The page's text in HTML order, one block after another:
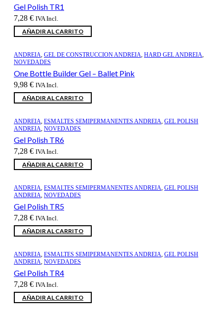
Gel Polish TR1
7,28 € IVA Incl.
AÑADIR AL CARRITO
ANDREIA, GEL DE CONSTRUCCION ANDREIA, HARD GEL ANDREIA,
NOVEDADES
One Bottle Builder Gel – Ballet Pink
9,98 € IVA Incl.
AÑADIR AL CARRITO
ANDREIA, ESMALTES SEMIPERMANENTES ANDREIA, GEL POLISH
ANDREIA, NOVEDADES
Gel Polish TR6
7,28 € IVA Incl.
AÑADIR AL CARRITO
ANDREIA, ESMALTES SEMIPERMANENTES ANDREIA, GEL POLISH
ANDREIA, NOVEDADES
Gel Polish TR5
7,28 € IVA Incl.
AÑADIR AL CARRITO
ANDREIA, ESMALTES SEMIPERMANENTES ANDREIA, GEL POLISH
ANDREIA, NOVEDADES
Gel Polish TR4
7,28 € IVA Incl.
AÑADIR AL CARRITO